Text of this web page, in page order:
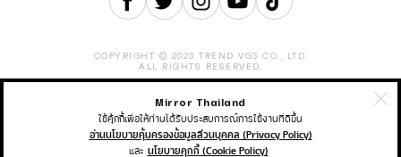
COPYRIGHT © 2023 TREND VG3 CO., LTD.
ALL RIGHTS RESERVED.
CAREERADVERTISEMENT
TERMS & CONDITION
PRIVACY POLICY
Mirror Thailand
ใช้คุ้กกี้เพื่อให้ท่านได้รับประสบการณ์การใช้งานที่ดีขึ้น
อ่านนโยบายคุ้มครองข้อมูลส่วนบุคคล (Privacy Policy)
และ นโยบายคุกกี้ (Cookie Policy)